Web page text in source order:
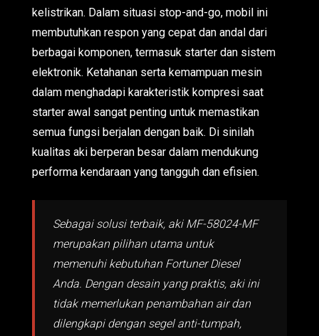
kelistrikan. Dalam situasi stop-and-go, mobil ini
membutuhkan respon yang cepat dan andal dari
berbagai komponen, termasuk starter dan sistem
elektronik. Ketahanan serta kemampuan mesin
dalam menghadapi karakteristik kompresi saat
starter awal sangat penting untuk memastikan
semua fungsi berjalan dengan baik. Di sinilah
kualitas aki berperan besar dalam mendukung
performa kendaraan yang tangguh dan efisien.
Sebagai solusi terbaik, aki MF-58024-MF
merupakan pilihan utama untuk
memenuhi kebutuhan Fortuner Diesel
Anda. Dengan desain yang praktis, aki ini
tidak memerlukan penambahan air dan
dilengkapi dengan segel anti-tumpah,